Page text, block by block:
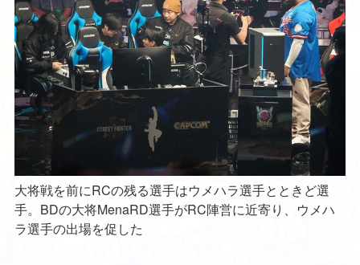
大将戦を前にRCの残る選手はウメハラ選手とときど選
手。BDの大将MenaRD選手がRC陣営に近寄り、ウメハ
ラ選手の出場を促した